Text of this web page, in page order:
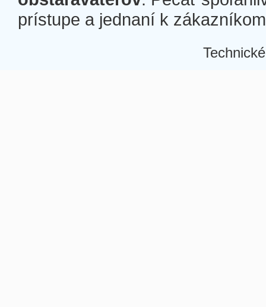
prístupe a jednaní k